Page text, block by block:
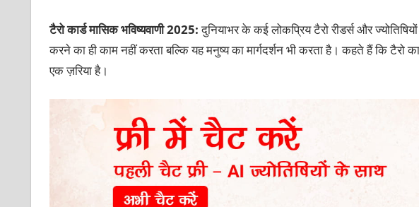
टैरो कार्ड मासिक भविष्यवाणी 2025:दुनियाभर के कई लोकप्रिय टैरो रीडर्स और
करने का ही काम नहीं करता बल्कि यह मनुष्य का मार्गदर्शन भी करता है। कहते हैं कि
एक ज़रिया है।